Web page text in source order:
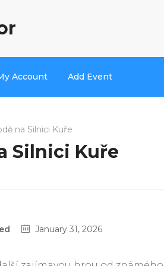
Account Add Event
na Silnici Kuře
Silnici Kuře
January 31, 2026